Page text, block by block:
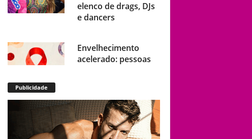
elenco de drags, DJs
e dancers
Envelhecimento
acelerado: pessoas
real, aponta relatório
internacional
Publicidade